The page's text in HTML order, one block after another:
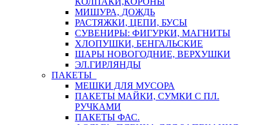
МИШУРА, ДОЖДЬ
РАСТЯЖКИ, ЦЕПИ, БУСЫ
СУВЕНИРЫ: ФИГУРКИ, МАГНИТЫ
ХЛОПУШКИ, БЕНГАЛЬСКИЕ
ШАРЫ НОВОГОДНИЕ, ВЕРХУШКИ
ЭЛ.ГИРЛЯНДЫ
ПАКЕТЫ
МЕШКИ ДЛЯ МУСОРА
ПАКЕТЫ МАЙКИ, СУМКИ С ПЛ.
РУЧКАМИ
ПАКЕТЫ ФАС.